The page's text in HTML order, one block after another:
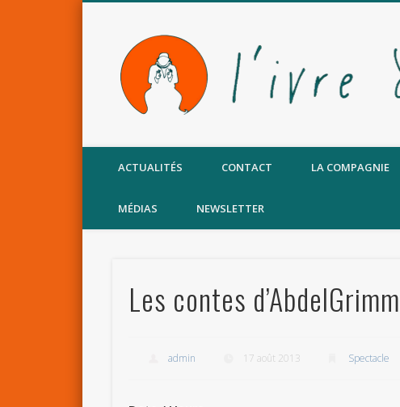
Facebook
ACTUALITÉS CONTACT LA COMPAGNIE
MÉDIAS NEWSLETTER
Les contes d’AbdelGrimm
admin 17 août 2013 Spectacle